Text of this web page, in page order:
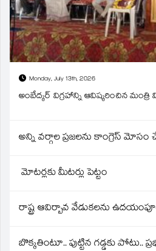
Monday, July 13th, 2026
అంబేద్కర్ విగ్రహాన్ని ఆవిష్కరించిన మంత్రి
అన్ని వర్గాల ప్రజలను కాంగ్రెస్ మోసం
మోటర్లకు మీటర్లు పెట్టం
రాష్ట్ర ఆవిర్బావ వేడుకలను
బొక్కతింటూ.. పుట్టిన గడ్డకు పోటు..